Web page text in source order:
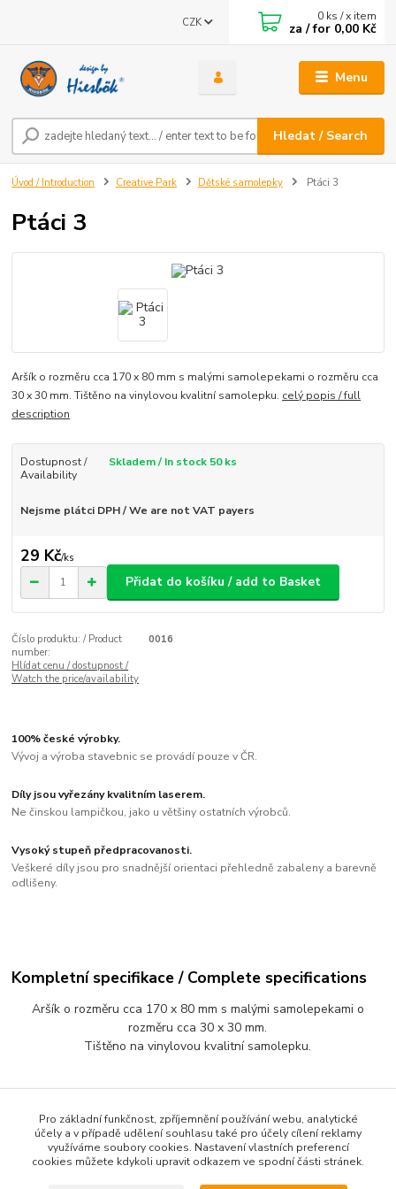
Menu
CZK
Hledat / Search
0 ks / x item
za / for 0,00 Kč
Úvod / Introduction Creative Park Dětské samolepky Ptáci 3
Ptáci 3
Aršík o rozměru cca 170 x 80 mm s malými samolepekami o rozměru cca
30 x 30 mm. Tištěno na vinylovou kvalitní samolepku. celý popis / full
description
Dostupnost /
Availability
Skladem / In stock 50 ks
Nejsme plátci DPH / We are not VAT payers
29 Kč/ks
Přidat do košíku / add to Basket
Číslo produktu: / Product
number:
0016
Hlídat cenu / dostupnost /
Watch the price/availability
100% české výrobky.
Vývoj a výroba stavebnic se provádí pouze v ČR.
Díly jsou vyřezány kvalitním laserem.
Ne činskou lampičkou, jako u většiny ostatních výrobců.
Vysoký stupeň předpracovanosti.
Veškeré díly jsou pro snadnější orientaci přehledně zabaleny a barevně
odlišeny.
Kompletní specifikace / Complete specifications
Aršík o rozměru cca 170 x 80 mm s malými samolepekami o
rozměru cca 30 x 30 mm.
Tištěno na vinylovou kvalitní samolepku.
Zboží zařazeno v kategoriích / Goods classified in
categories
Dětské samolepky
Pro základní funkčnost, zpříjemnění používání webu, analytické
účely a v případě udělení souhlasu také pro účely cílení reklamy
využíváme soubory cookies. Nastavení vlastních preferencí
cookies můžete kdykoli upravit odkazem ve spodní části stránek.